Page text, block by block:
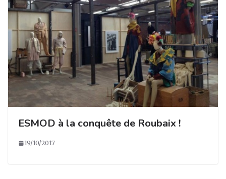
ESMOD à la conquête de Roubaix !
19/10/2017